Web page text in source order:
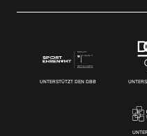
UNTERSTÜTZT DEN DBB